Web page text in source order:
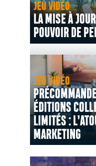
JEU VIDÉO
LA MISE À
POUVOIR DE
JEU VIDÉO
ÉDITIONS
LIMITÉS :
MARKETING